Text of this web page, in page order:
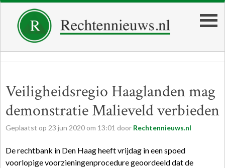
Veiligheidsregio Haaglanden mag
demonstratie Malieveld verbieden
Geplaatst op 23 jun 2020 om 13:01 door Rechtennieuws.nl
De rechtbank in Den Haag heeft vrijdag in een spoed
voorlopige voorzieningenprocedure geoordeeld dat de